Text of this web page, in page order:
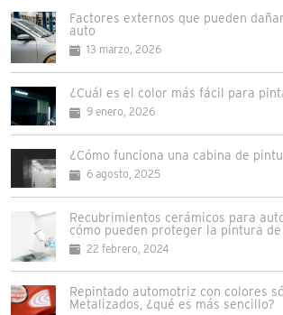
Factores externos que pueden
auto
13 marzo, 2026
¿Cuál es el color más fácil para
9 enero, 2026
¿Cómo funciona una cabina de
6 agosto, 2025
Recubrimientos cerámicos para
cómo pueden proteger la pintura de
22 febrero, 2024
Repintado automotriz con colores
Metalizados, ¿qué es más sencillo?